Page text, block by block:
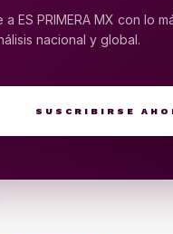
a ES PRIMERA MX con lo
nacional y global.
SUSCRIBIRSE